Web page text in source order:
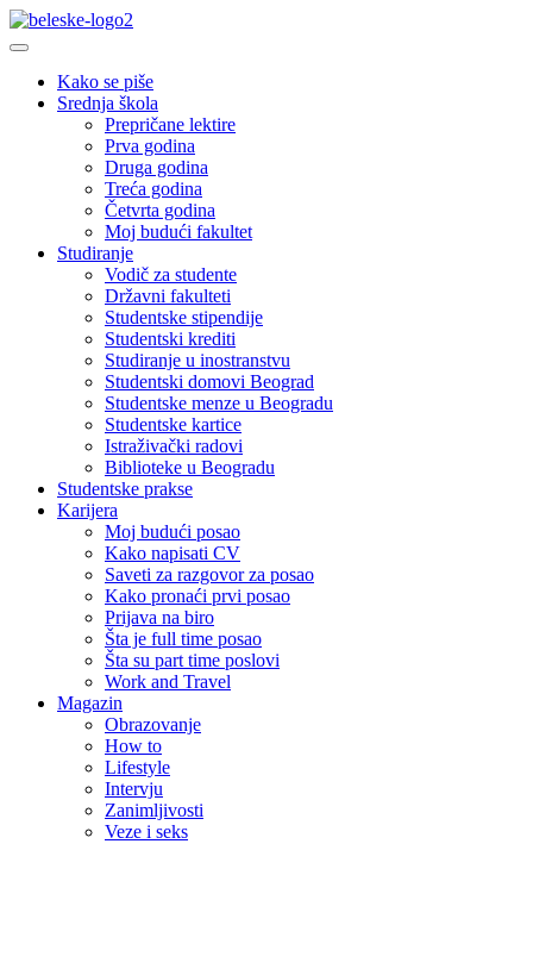
Kako se piše
Srednja škola
Prepričane lektire
Prva godina
Druga godina
Treća godina
Četvrta godina
Moj budući fakultet
Studiranje
Vodič za studente
Državni fakulteti
Studentske stipendije
Studentski krediti
Studiranje u inostranstvu
Studentski domovi Beograd
Studentske menze u Beogradu
Studentske kartice
Istraživački radovi
Biblioteke u Beogradu
Studentske prakse
Karijera
Moj budući posao
Kako napisati CV
Saveti za razgovor za posao
Kako pronaći prvi posao
Prijava na biro
Šta je full time posao
Šta su part time poslovi
Work and Travel
Magazin
Obrazovanje
How to
Lifestyle
Intervju
Zanimljivosti
Veze i seks